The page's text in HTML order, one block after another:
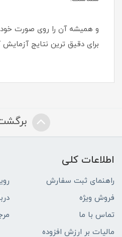
و همیشه آن را روی صورت
برای دقیق ترین نتایج آزمایش
برگشت
اطلاعات کلی
راهنمای ثبت سفارش
فروش ویژه
تماس با ما
مالیات بر ارزش افزوده